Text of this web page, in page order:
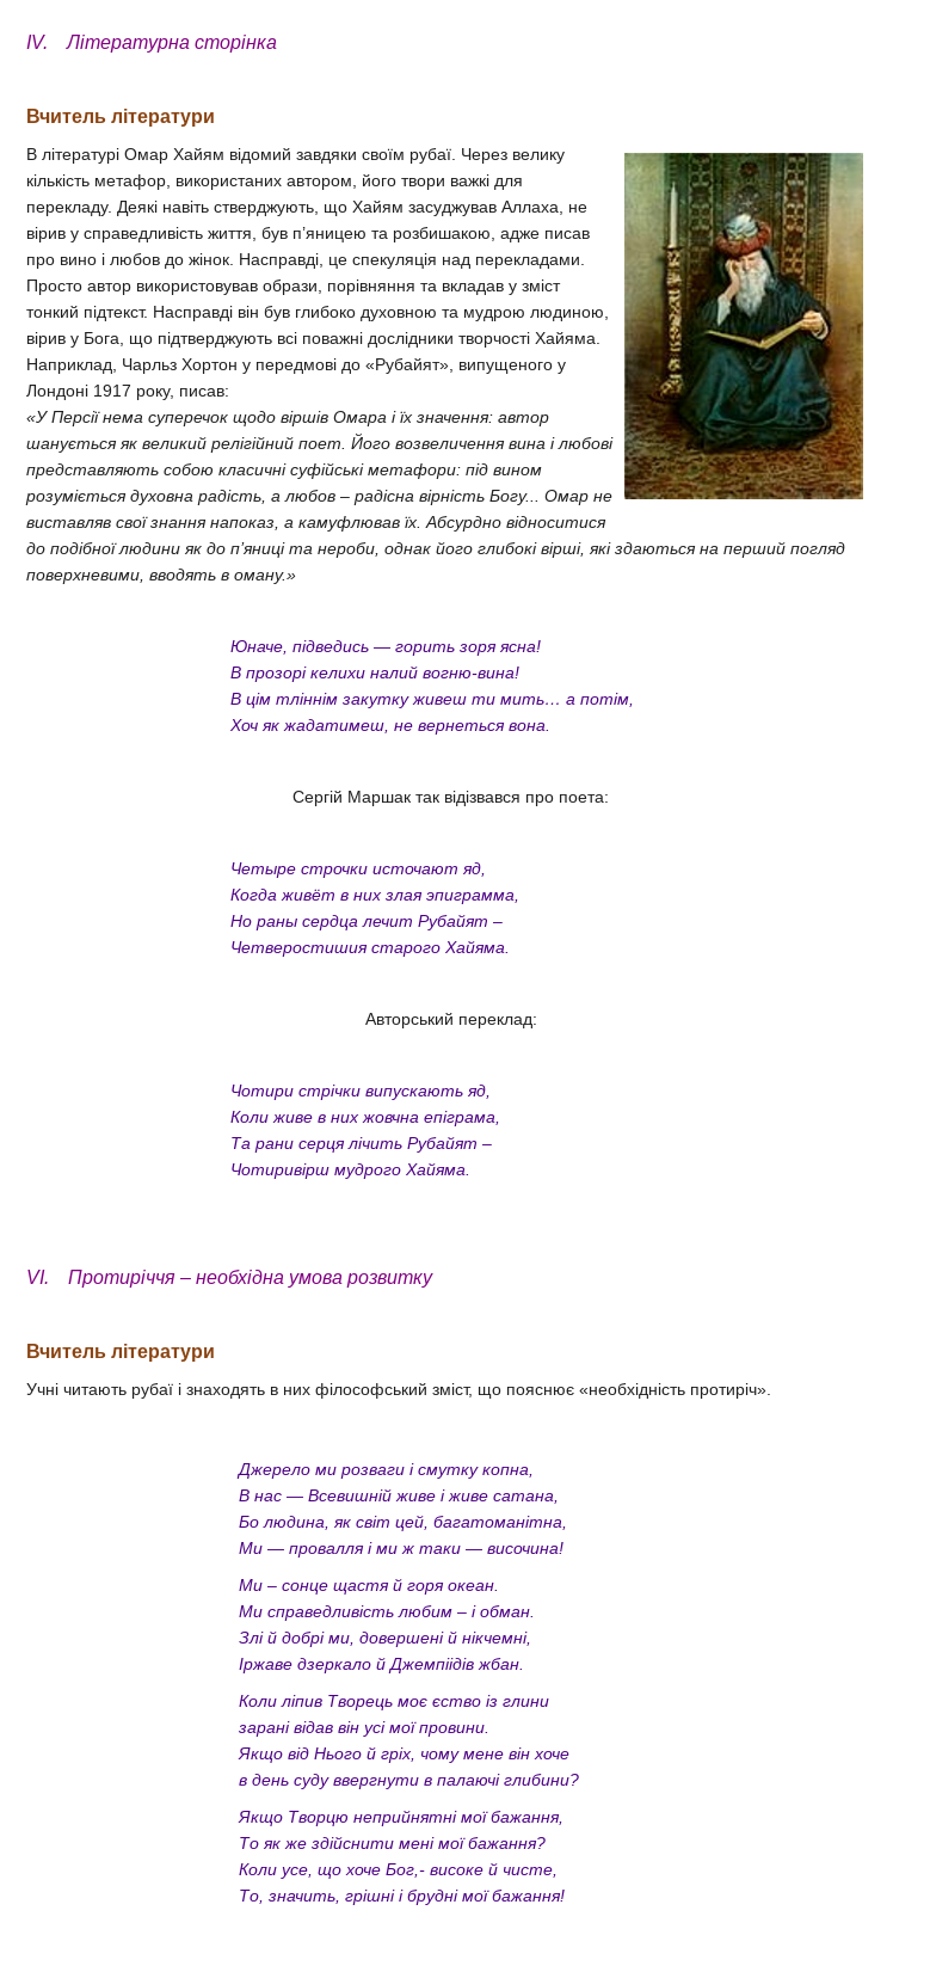
IV. Літературна сторінка
Вчитель літератури
В літературі Омар Хайям відомий завдяки своїм рубаї. Через велику
кількість метафор, використаних автором, його твори важкі для
перекладу. Деякі навіть стверджують, що Хайям засуджував Аллаха, не
вірив у справедливість життя, був п’яницею та розбишакою, адже писав
про вино і любов до жінок. Насправді, це спекуляція над перекладами.
Просто автор використовував образи, порівняння та вкладав у зміст
тонкий підтекст. Насправді він був глибоко духовною та мудрою людиною,
вірив у Бога, що підтверджують всі поважні дослідники творчості Хайяма.
Наприклад, Чарльз Хортон у передмові до «Рубайят», випущеного у
Лондоні 1917 року, писав:
«У Персії нема суперечок щодо віршів Омара і їх значення: автор
шанується як великий релігійний поет. Його возвеличення вина і любові
представляють собою класичні суфійські метафори: під вином
розуміється духовна радість, а любов – радісна вірність Богу... Омар не
виставляв свої знання напоказ, а камуфлював їх. Абсурдно відноситися
до подібної людини як до п’яниці та нероби, однак його глибокі вірші, які здаються на перший погляд
поверхневими, вводять в оману.»
Юначе, підведись — горить зоря ясна!
В прозорі келихи налий вогню-вина!
В цім тліннім закутку живеш ти мить… а потім,
Хоч як жадатимеш, не вернеться вона.
Сергій Маршак так відізвався про поета:
Четыре строчки источают яд,
Когда живёт в них злая эпиграмма,
Но раны сердца лечит Рубайят –
Четверостишия старого Хайяма.
Авторський переклад:
Чотири стрічки випускають яд,
Коли живе в них жовчна епіграма,
Та рани серця лічить Рубайят –
Чотиривірш мудрого Хайяма.
VI. Протиріччя – необхідна умова розвитку
Вчитель літератури
Учні читають рубаї і знаходять в них філософський зміст, що пояснює «необхідність протиріч».
Джерело ми розваги і смутку копна,
В нас — Всевишній живе і живе сатана,
Бо людина, як світ цей, багатоманітна,
Ми — провалля і ми ж таки — височина!
Ми – сонце щастя й горя океан.
Ми справедливість любим – і обман.
Злі й добрі ми, довершені й нікчемні,
Іржаве дзеркало й Джемпіідів жбан.
Коли ліпив Творець моє єство із глини
зарані відав він усі мої провини.
Якщо від Нього й гріх, чому мене він хоче
в день суду ввергнути в палаючі глибини?
Якщо Творцю неприйнятні мої бажання,
То як же здійснити мені мої бажання?
Коли усе, що хоче Бог,- високе й чисте,
То, значить, грішні і брудні мої бажання!